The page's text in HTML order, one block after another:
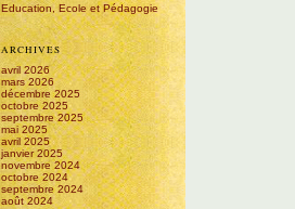
Education, Ecole et Pédagogie
ARCHIVES
avril 2026
mars 2026
décembre 2025
octobre 2025
septembre 2025
mai 2025
avril 2025
janvier 2025
novembre 2024
octobre 2024
septembre 2024
août 2024